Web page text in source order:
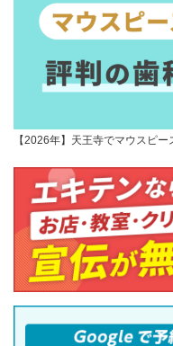
【2026年】天王寺でマウスピ